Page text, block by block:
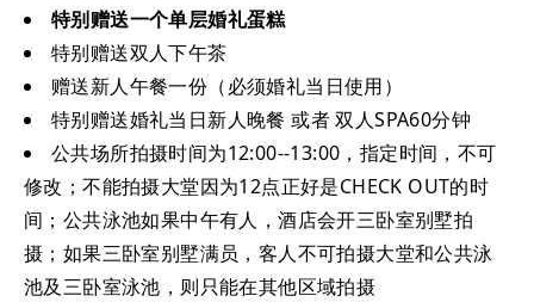
特别赠送一个单层婚礼蛋糕
特别赠送双人下午茶
赠送新人午餐一份（必须婚礼当日使用）
特别赠送婚礼当日新人晚餐 或者 双人SPA60分钟
公共场所拍摄时间为12:00--13:00，指定时间，不可
修改；不能拍摄大堂因为12点正好是CHECK OUT的时
间；公共泳池如果中午有人，酒店会开三卧室别墅拍
摄；如果三卧室别墅满员，客人不可拍摄大堂和公共泳
池及三卧室泳池，则只能在其他区域拍摄